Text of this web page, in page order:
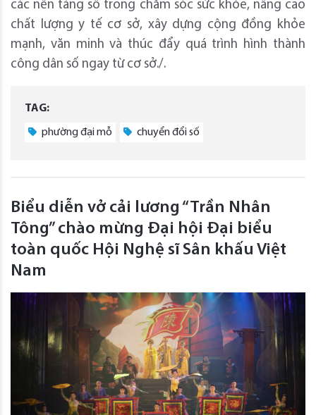
các nền tảng số trong chăm sóc sức khỏe, nâng cao
chất lượng y tế cơ sở, xây dựng cộng đồng khỏe
mạnh, văn minh và thúc đẩy quá trình hình thành
công dân số ngay từ cơ sở./.
TAG:
phường đại mỗ chuyển đổi số
Biểu diễn vở cải lương “Trần Nhân
Tông” chào mừng Đại hội Đại biểu
toàn quốc Hội Nghệ sĩ Sân khấu Việt
Nam